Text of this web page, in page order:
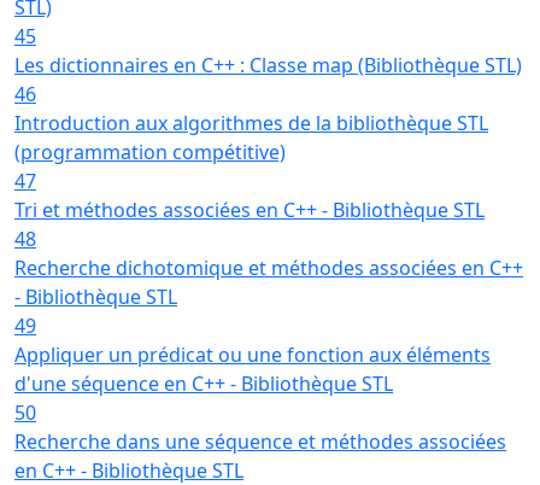
STL)
45
Les dictionnaires en C++ : Classe map (Bibliothèque STL)
46
Introduction aux algorithmes de la bibliothèque STL
(programmation compétitive)
47
Tri et méthodes associées en C++ - Bibliothèque STL
48
Recherche dichotomique et méthodes associées en C++
- Bibliothèque STL
49
Appliquer un prédicat ou une fonction aux éléments
d'une séquence en C++ - Bibliothèque STL
50
Recherche dans une séquence et méthodes associées
en C++ - Bibliothèque STL